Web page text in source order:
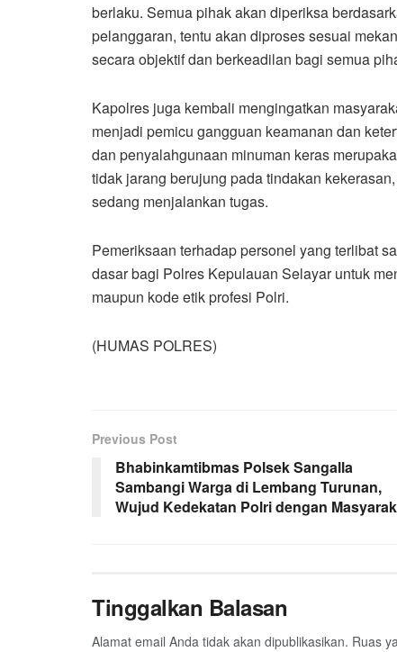
berlaku. Semua pihak akan diperiksa
pelanggaran, tentu akan diproses sesuai
secara objektif dan berkeadilan bagi semua
Kapolres juga kembali mengingatkan
menjadi pemicu gangguan keamanan dan
dan penyalahgunaan minuman keras
tidak jarang berujung pada tindakan
sedang menjalankan tugas.
Pemeriksaan terhadap personel yang terlibat
dasar bagi Polres Kepulauan Selayar untuk
maupun kode etik profesi Polri.
(HUMAS POLRES)
Previous Post
Bhabinkamtibmas Polsek Sangalla
Sambangi Warga di Lembang Turunan,
Wujud Kedekatan Polri dengan
Tinggalkan Balasan
Alamat email Anda tidak akan dipublikasikan. Ruas